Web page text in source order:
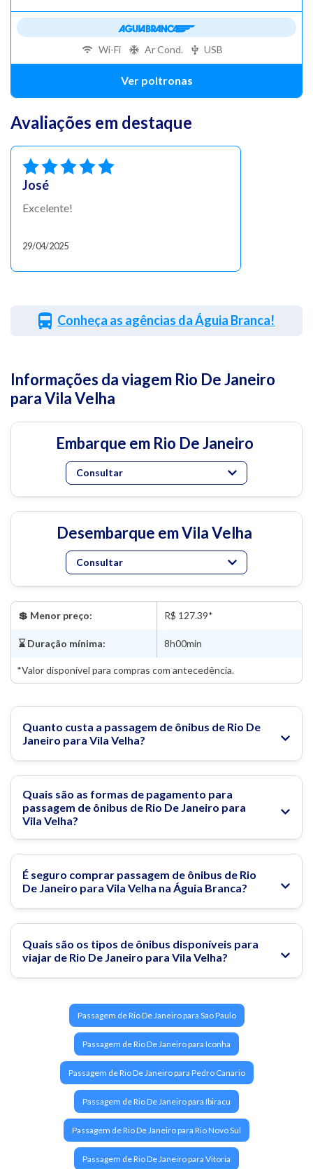
Ver poltronas
Wi-Fi Ar Cond. USB
Avaliações em destaque
José
Excelente!
29/04/2025
Conheça as agências da Águia Branca!
Informações da viagem Rio De Janeiro
para Vila Velha
Embarque em Rio De Janeiro
Consultar
Desembarque em Vila Velha
Consultar
💲 Menor preço: R$ 127.39*
⌛ Duração mínima: 8h00min
*Valor disponível para compras com antecedência.
Quanto custa a passagem de ônibus de Rio De
Janeiro para Vila Velha?
Quais são as formas de pagamento para
passagem de ônibus de Rio De Janeiro para
Vila Velha?
É seguro comprar passagem de ônibus de Rio
De Janeiro para Vila Velha na Águia Branca?
Quais são os tipos de ônibus disponíveis para
viajar de Rio De Janeiro para Vila Velha?
Passagem de Rio De Janeiro para Sao Paulo
Passagem de Rio De Janeiro para Iconha
Passagem de Rio De Janeiro para Pedro Canario
Passagem de Rio De Janeiro para Ibiracu
Passagem de Rio De Janeiro para Rio Novo Sul
Passagem de Rio De Janeiro para Vitoria